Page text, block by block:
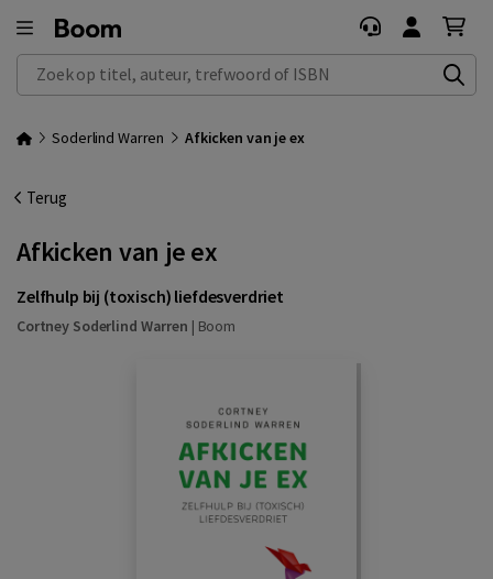
Zoek op titel, auteur, trefwoord of ISBN
Soderlind Warren Afkicken van je ex
Terug
Afkicken van je ex
Zelfhulp bij (toxisch) liefdesverdriet
Cortney Soderlind Warren | Boom